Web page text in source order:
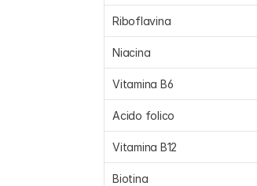
Riboflavina
Niacina
Vitamina B6
Acido folico
Vitamina B12
Biotina